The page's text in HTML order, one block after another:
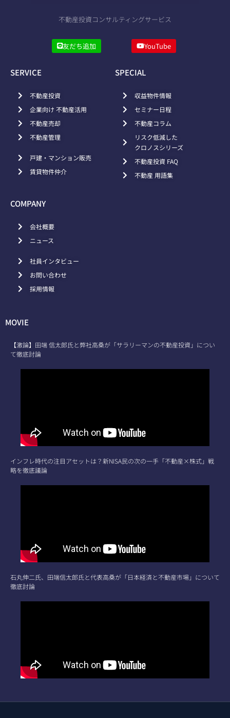
不動産投資コンサルティングサービス
友だち追加 YouTube
SERVICE
不動産投資
企業向け 不動産活用
不動産売却
不動産管理
戸建・マンション販売
賃貸物件仲介
SPECIAL
収益物件情報
セミナー日程
不動産コラム
リスク低減した
クロノスシリーズ
不動産投資 FAQ
不動産 用語集
COMPANY
会社概要
ニュース
社員インタビュー
お問い合わせ
採用情報
MOVIE
【激論】田端 信太郎氏と弊社高桑が「サラリーマンの不動産投資」につい
て徹底討論
インフレ時代の注目アセットは？新NISA民の次の一手「不動産×株式」戦
略を徹底議論
石丸伸二氏、田端信太郎氏と代表高桑が「日本経済と不動産市場」について
徹底討論